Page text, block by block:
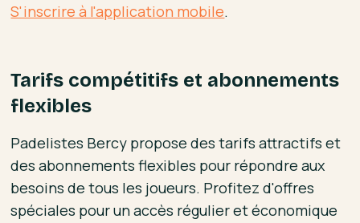
S'inscrire à l'application mobile.
Tarifs compétitifs et abonnements
flexibles
Padelistes Bercy propose des tarifs attractifs et
des abonnements flexibles pour répondre aux
besoins de tous les joueurs. Profitez d'offres
spéciales pour un accès régulier et économique